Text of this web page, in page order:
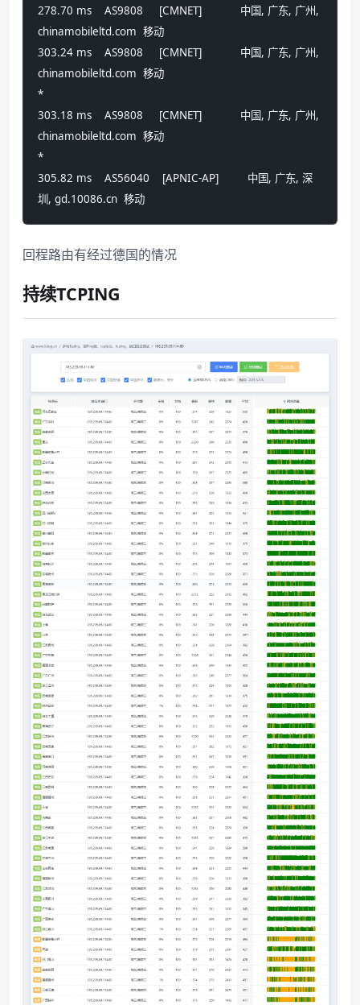
278.70 ms    AS9808     [CMNET]            中国, 广东, 广州,
chinamobileltd.com  移动
303.24 ms    AS9808     [CMNET]            中国, 广东, 广州,
chinamobileltd.com  移动
*
303.18 ms    AS9808     [CMNET]            中国, 广东, 广州,
chinamobileltd.com  移动
*
305.82 ms    AS56040    [APNIC-AP]         中国, 广东, 深
圳, gd.10086.cn  移动
回程路由有经过德国的情况
持续TCPING